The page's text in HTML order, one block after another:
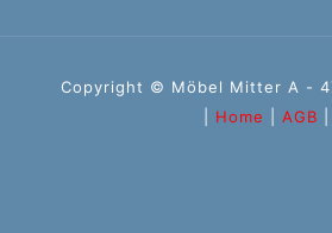
Copyright © Möbel Mitter A -
Home AGB